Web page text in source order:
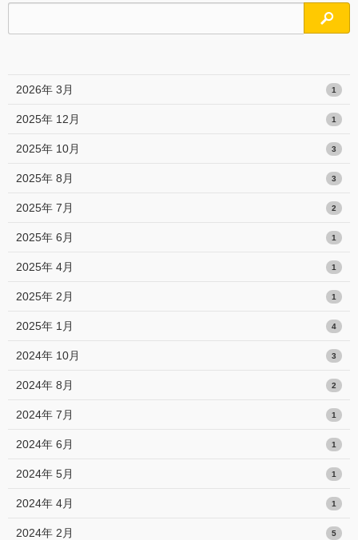
検索
2026年 3月 1
2025年 12月 1
2025年 10月 3
2025年 8月 3
2025年 7月 2
2025年 6月 1
2025年 4月 1
2025年 2月 1
2025年 1月 4
2024年 10月 3
2024年 8月 2
2024年 7月 1
2024年 6月 1
2024年 5月 1
2024年 4月 1
2024年 2月 5